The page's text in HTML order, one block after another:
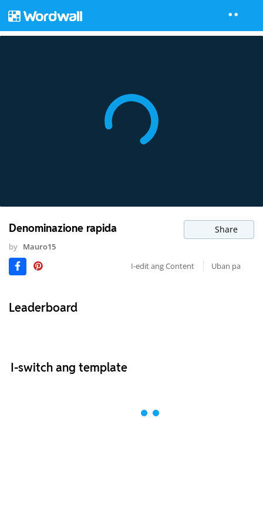
Denominazione rapida Share
by Mauro15
I-edit ang Content
Uban pa
Leaderboard
I-switch ang template